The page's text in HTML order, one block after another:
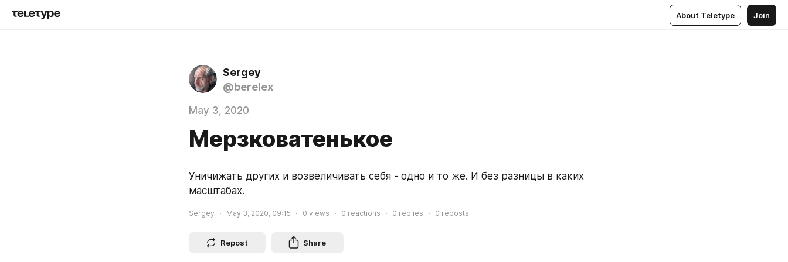
About Teletype Join
Sergey
@berelex
May 3, 2020
Мерзковатенькое
Уничижать других и возвеличивать себя - одно и то же. И без разницы в каких
масштабах.
Sergey May 3, 2020, 09:15 0 views 0 reactions 0 replies 0 reposts
Repost Share